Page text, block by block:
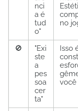
nci
a é
tud
o"
no
🚫
"Exi
ste
a
pes
soa
cer
ta"
Isso
você